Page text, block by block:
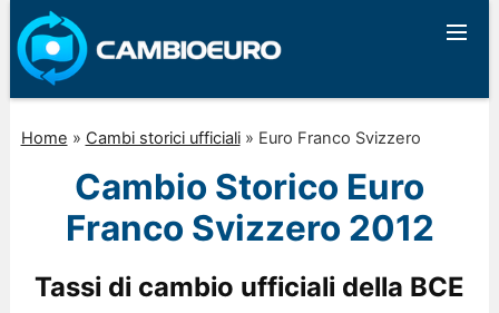
Home » Cambi storici ufficiali» Euro Franco Svizzero
Cambio Storico Euro
Franco Svizzero 2012
Tassi di cambio ufficiali della BCE